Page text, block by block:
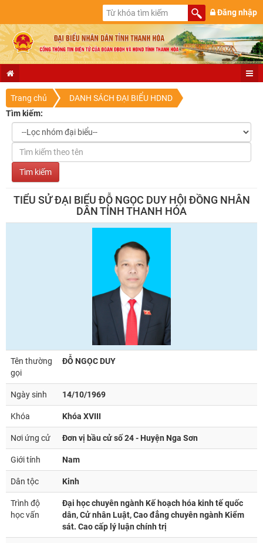
Đăng nhập
Trang chủ
DANH SÁCH ĐẠI BIỂU HDND
Tìm kiếm:
TIỂU SỬ ĐẠI BIỂU ĐỖ NGỌC DUY HỘI ĐỒNG NHÂN
DÂN TỈNH THANH HÓA
Tên thường
gọi
ĐỖ NGỌC DUY
Ngày sinh 14/10/1969
Khóa Khóa XVIII
Nơi ứng cử Đơn vị bầu cử số 24 - Huyện Nga Sơn
Giới tính Nam
Dân tộc Kinh
Trình độ
học vấn
Đại học chuyên ngành Kế hoạch hóa kinh tế quốc
dân, Cử nhân Luật, Cao đẳng chuyên ngành Kiểm
sát. Cao cấp lý luận chính trị